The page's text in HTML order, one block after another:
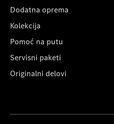
Dodatna oprema
Kolekcija
Pomoć na putu
Servisni paketi
Originalni delovi